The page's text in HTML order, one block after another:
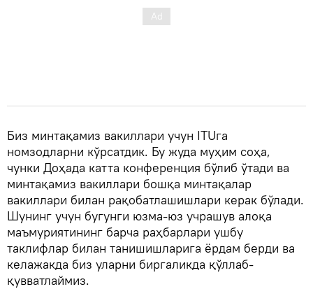
Биз минтақамиз вакиллари учун ITUга
номзодларни кўрсатдик. Бу жуда муҳим соҳа,
чунки Доҳада катта конференция бўлиб ўтади ва
минтақамиз вакиллари бошқа минтақалар
вакиллари билан рақобатлашишлари керак бўлади.
Шунинг учун бугунги юзма-юз учрашув алоқа
маъмуриятининг барча раҳбарлари ушбу
таклифлар билан танишишларига ёрдам берди ва
келажакда биз уларни биргаликда қўллаб-
қувватлаймиз.